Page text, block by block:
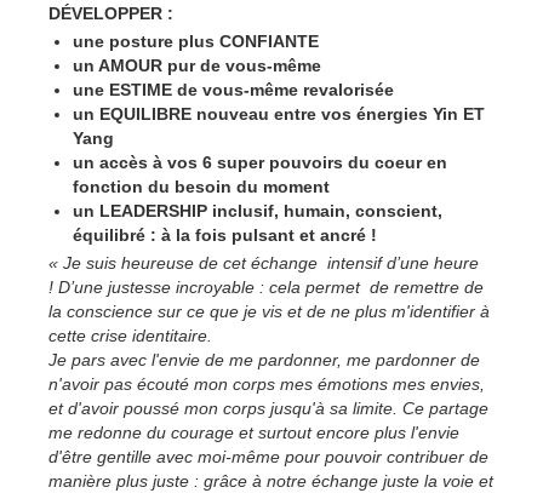
DÉVELOPPER :
une posture plus CONFIANTE
un AMOUR pur de vous-même
une ESTIME de vous-même revalorisée
un EQUILIBRE nouveau entre vos énergies Yin ET
Yang
un accès à vos 6 super pouvoirs du coeur en
fonction du besoin du moment
un LEADERSHIP inclusif, humain, conscient,
équilibré : à la fois pulsant et ancré !
« Je suis heureuse de cet échange intensif d’une heure
! D’une justesse incroyable : cela permet de remettre de
la conscience sur ce que je vis et de ne plus m'identifier à
cette crise identitaire.
Je pars avec l'envie de me pardonner, me pardonner de
n'avoir pas écouté mon corps mes émotions mes envies,
et d'avoir poussé mon corps jusqu'à sa limite. Ce partage
me redonne du courage et surtout encore plus l'envie
d'être gentille avec moi-même pour pouvoir contribuer de
manière plus juste : grâce à notre échange juste la voie et